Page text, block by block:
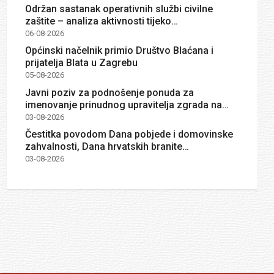
Održan sastanak operativnih službi civilne
zaštite – analiza aktivnosti tijeko…
06-08-2026
Općinski načelnik primio Društvo Blaćana i
prijatelja Blata u Zagrebu
05-08-2026
Javni poziv za podnošenje ponuda za
imenovanje prinudnog upravitelja zgrada na…
03-08-2026
Čestitka povodom Dana pobjede i domovinske
zahvalnosti, Dana hrvatskih branite…
03-08-2026